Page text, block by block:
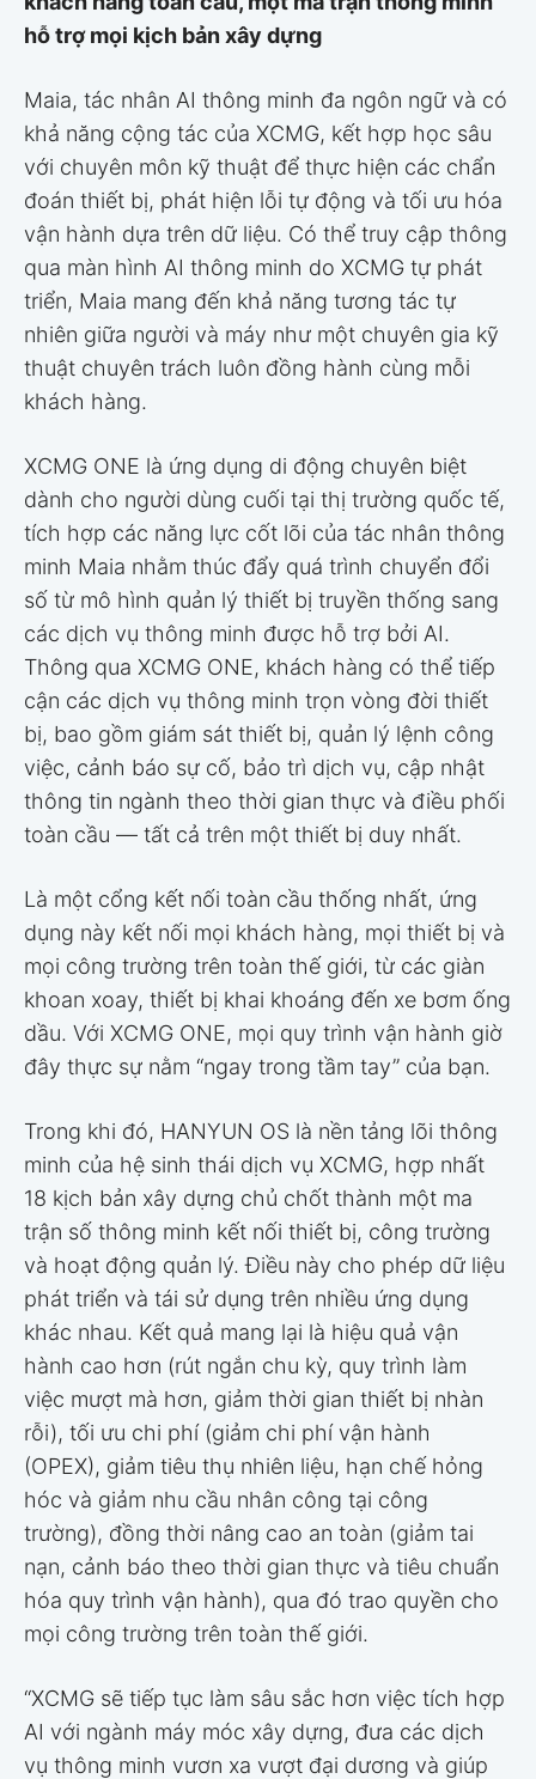
hỗ trợ mọi kịch bản xây dựng
Maia, tác nhân AI thông minh đa ngôn ngữ và có
khả năng cộng tác của XCMG, kết hợp học sâu
với chuyên môn kỹ thuật để thực hiện các chẩn
đoán thiết bị, phát hiện lỗi tự động và tối ưu hóa
vận hành dựa trên dữ liệu. Có thể truy cập thông
qua màn hình AI thông minh do XCMG tự phát
triển, Maia mang đến khả năng tương tác tự
nhiên giữa người và máy như một chuyên gia kỹ
thuật chuyên trách luôn đồng hành cùng mỗi
khách hàng.
XCMG ONE là ứng dụng di động chuyên biệt
dành cho người dùng cuối tại thị trường quốc tế,
tích hợp các năng lực cốt lõi của tác nhân thông
minh Maia nhằm thúc đẩy quá trình chuyển đổi
số từ mô hình quản lý thiết bị truyền thống sang
các dịch vụ thông minh được hỗ trợ bởi AI.
Thông qua XCMG ONE, khách hàng có thể tiếp
cận các dịch vụ thông minh trọn vòng đời thiết
bị, bao gồm giám sát thiết bị, quản lý lệnh công
việc, cảnh báo sự cố, bảo trì dịch vụ, cập nhật
thông tin ngành theo thời gian thực và điều phối
toàn cầu — tất cả trên một thiết bị duy nhất.
Là một cổng kết nối toàn cầu thống nhất, ứng
dụng này kết nối mọi khách hàng, mọi thiết bị và
mọi công trường trên toàn thế giới, từ các giàn
khoan xoay, thiết bị khai khoáng đến xe bơm ống
dầu. Với XCMG ONE, mọi quy trình vận hành giờ
đây thực sự nằm “ngay trong tầm tay” của bạn.
Trong khi đó, HANYUN OS là nền tảng lõi thông
minh của hệ sinh thái dịch vụ XCMG, hợp nhất
18 kịch bản xây dựng chủ chốt thành một ma
trận số thông minh kết nối thiết bị, công trường
và hoạt động quản lý. Điều này cho phép dữ liệu
phát triển và tái sử dụng trên nhiều ứng dụng
khác nhau. Kết quả mang lại là hiệu quả vận
hành cao hơn (rút ngắn chu kỳ, quy trình làm
việc mượt mà hơn, giảm thời gian thiết bị nhàn
rỗi), tối ưu chi phí (giảm chi phí vận hành
(OPEX), giảm tiêu thụ nhiên liệu, hạn chế hỏng
hóc và giảm nhu cầu nhân công tại công
trường), đồng thời nâng cao an toàn (giảm tai
nạn, cảnh báo theo thời gian thực và tiêu chuẩn
hóa quy trình vận hành), qua đó trao quyền cho
mọi công trường trên toàn thế giới.
“XCMG sẽ tiếp tục làm sâu sắc hơn việc tích hợp
AI với ngành máy móc xây dựng, đưa các dịch
vụ thông minh vươn xa vượt đại dương và giúp